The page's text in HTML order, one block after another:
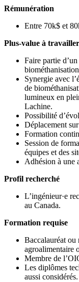
Rémunération
Entre 70k$ et
Plus-value à
Faire partie
Synergie avec
de
lumineux en
Lachine.
Possibilité
Déplacement
Formation
Session de
équipes et des
Adhésion à une
Profil recherché
L’ingénieur·e
au Canada.
Formation requise
Baccalauréat
agroalimentaire
Membre de
Les diplômes
aussi considérés.